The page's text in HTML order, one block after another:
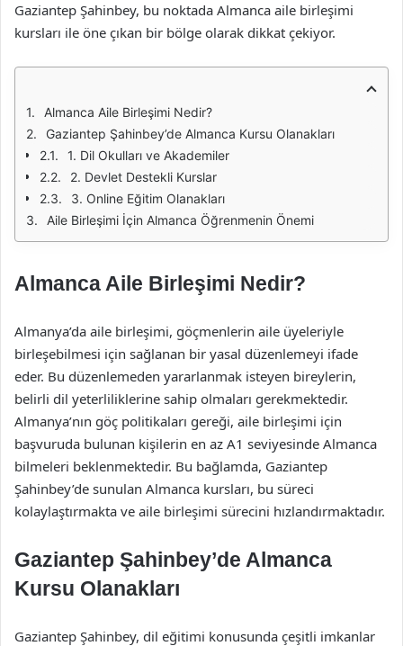
Gaziantep Şahinbey, bu noktada Almanca aile birleşimi
kursları ile öne çıkan bir bölge olarak dikkat çekiyor.
Almanca Aile Birleşimi Nedir?
Gaziantep Şahinbey’de Almanca Kursu Olanakları
1. Dil Okulları ve Akademiler
2. Devlet Destekli Kurslar
3. Online Eğitim Olanakları
Aile Birleşimi İçin Almanca Öğrenmenin Önemi
Almanca Aile Birleşimi Nedir?
Almanya’da aile birleşimi, göçmenlerin aile üyeleriyle
birleşebilmesi için sağlanan bir yasal düzenlemeyi ifade
eder. Bu düzenlemeden yararlanmak isteyen bireylerin,
belirli dil yeterliliklerine sahip olmaları gerekmektedir.
Almanya’nın göç politikaları gereği, aile birleşimi için
başvuruda bulunan kişilerin en az A1 seviyesinde Almanca
bilmeleri beklenmektedir. Bu bağlamda, Gaziantep
Şahinbey’de sunulan Almanca kursları, bu süreci
kolaylaştırmakta ve aile birleşimi sürecini hızlandırmaktadır.
Gaziantep Şahinbey’de Almanca
Kursu Olanakları
Gaziantep Şahinbey, dil eğitimi konusunda çeşitli imkanlar